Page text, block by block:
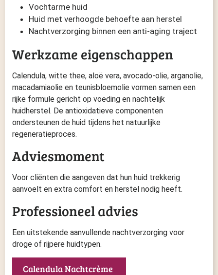
Vochtarme huid
Huid met verhoogde behoefte aan herstel
Nachtverzorging binnen een anti-aging traject
Werkzame eigenschappen
Calendula, witte thee, aloë vera, avocado-olie, arganolie,
macadamiaolie en teunisbloemolie vormen samen een
rijke formule gericht op voeding en nachtelijk
huidherstel. De antioxidatieve componenten
ondersteunen de huid tijdens het natuurlijke
regeneratieproces.
Adviesmoment
Voor cliënten die aangeven dat hun huid trekkerig
aanvoelt en extra comfort en herstel nodig heeft.
Professioneel advies
Een uitstekende aanvullende nachtverzorging voor
droge of rijpere huidtypen.
Calendula Nachtcrème